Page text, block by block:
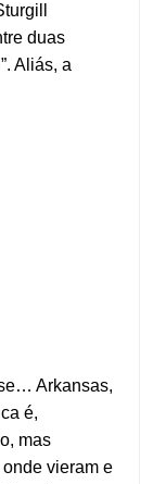
duas
Aliás, a
Arkansas,
é,
mas
vieram e